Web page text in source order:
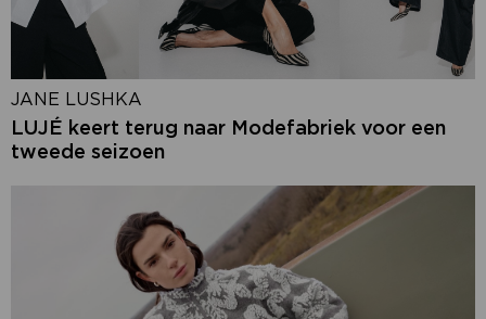
JANE LUSHKA
LUJÉ keert terug naar Modefabriek voor een
tweede seizoen